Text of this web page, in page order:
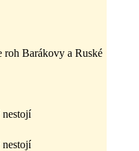
roh Barákovy a Ruské
nestojí
nestojí